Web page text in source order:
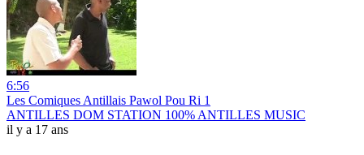
6:56
Les Comiques Antillais Pawol Pou Ri 1
ANTILLES DOM STATION 100% ANTILLES MUSIC
il y a 17 ans